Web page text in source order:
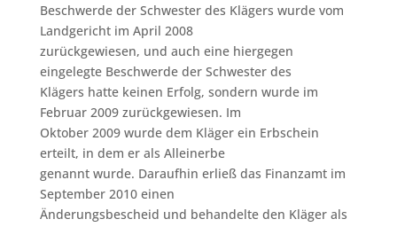
Beschwerde der Schwester des Klägers wurde vom
Landgericht im April 2008
zurückgewiesen, und auch eine hiergegen
eingelegte Beschwerde der Schwester des
Klägers hatte keinen Erfolg, sondern wurde im
Februar 2009 zurückgewiesen. Im
Oktober 2009 wurde dem Kläger ein Erbschein
erteilt, in dem er als Alleinerbe
genannt wurde. Daraufhin erließ das Finanzamt im
September 2010 einen
Änderungsbescheid und behandelte den Kläger als